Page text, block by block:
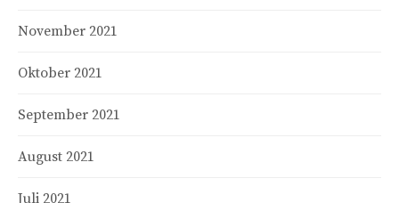
November 2021
Oktober 2021
September 2021
August 2021
Juli 2021